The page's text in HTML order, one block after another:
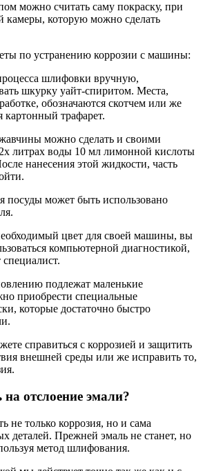
можно считать саму покраску, при
камеры, которую можно сделать
по устранению коррозии с машины:
шлифовки вручную,
шкурку уайт-спиритом. Места,
обозначаются скотчем или же
картонный трафарет.
можно сделать и своими
литрах воды 10 мл лимонной кислоты
нанесения этой жидкости, часть
посуды может быть использовано
цвет для своей машины, вы
компьютерной диагностикой,
подлежат маленькие
приобрести специальные
которые достаточно быстро
справиться с коррозией и защитить
внешней среды или же исправить то,
отслоение эмали?
не только коррозия, но и сама
деталей. Прежней эмаль не станет, но
метод шлифования.